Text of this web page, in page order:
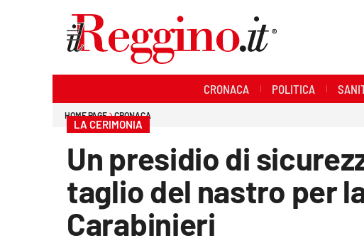
CRONACA POLITICA
HOME PAGE CRONACA
LA CERIMONIA
Un presidio di
taglio del nastro per
Carabinieri